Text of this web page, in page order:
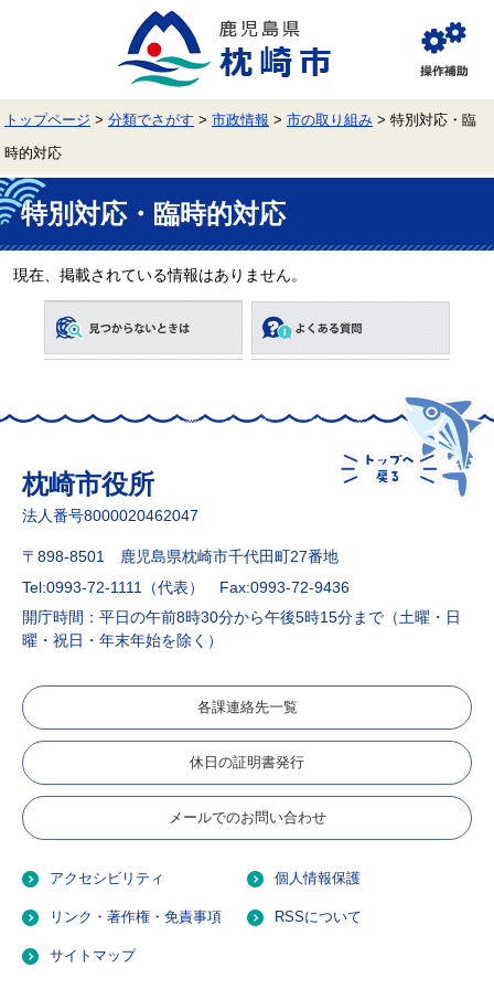
で
す。
ば
し
本
文
へ
覧
補
助
トップページ > 分類でさがす > 市政情報 > 市の取り組み > 特別対応・臨
時的対応
本
文 特別対応・臨時的対応
現在、掲載されている情報はありません。
枕崎市役所
法人番号8000020462047
〒898-8501 鹿児島県枕崎市千代田町27番地
Tel:0993-72-1111（代表）
Fax:0993-72-9436
開庁時間：平日の午前8時30分から午後5時15分まで（土曜・日
曜・祝日・年末年始を除く）
各課連絡先一覧
休日の証明書発行
メールでのお問い合わせ
アクセシビリティ 個人情報保護
リンク・著作権・免責事項 RSSについて
サイトマップ